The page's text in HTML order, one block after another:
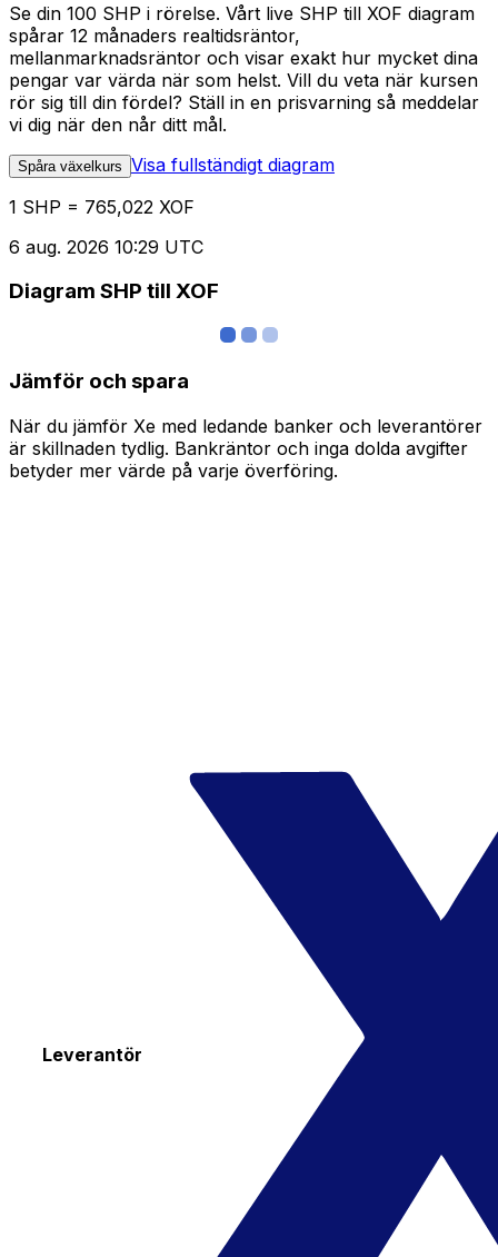
Se din 100 SHP i rörelse. Vårt live SHP till XOF diagram
spårar 12 månaders realtidsräntor,
mellanmarknadsräntor och visar exakt hur mycket dina
pengar var värda när som helst. Vill du veta när kursen
rör sig till din fördel? Ställ in en prisvarning så meddelar
vi dig när den når ditt mål.
Spåra växelkurs Visa fullständigt diagram
1 SHP = 765,022 XOF
6 aug. 2026 10:29 UTC
Diagram SHP till XOF
Jämför och spara
När du jämför Xe med ledande banker och leverantörer
är skillnaden tydlig. Bankräntor och inga dolda avgifter
betyder mer värde på varje överföring.
Leverantör